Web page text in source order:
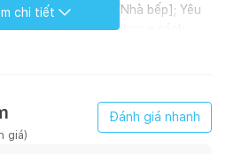
ăn]; Phòng khác [Nhà bếp]; Yêu
tồn kho [Có sẵn]; Phong cách
x 750 x 740 mm, 6 ghế là
ghế được tính toán để có thể
chi tiết
giá)
Đánh giá nhanh